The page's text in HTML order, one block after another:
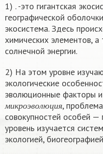
1) . -это гигантская
географической
экосистема. Здесь
химических элементов,
солнечной энергии.
2) На этом уровне
экологические
эволюционные факторы
м и кр о э в ол ю ц ия
микроэволюци я
,
совокупностей особей
уровень изучается
экологией,